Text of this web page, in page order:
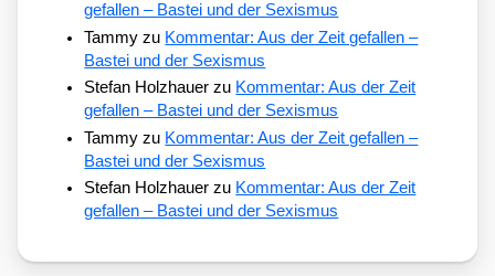
gefallen – Bastei und der Sexismus
Tammy zu Kommentar: Aus der Zeit gefallen –
Bastei und der Sexismus
Stefan Holzhauer zu Kommentar: Aus der Zeit
gefallen – Bastei und der Sexismus
Tammy zu Kommentar: Aus der Zeit gefallen –
Bastei und der Sexismus
Stefan Holzhauer zu Kommentar: Aus der Zeit
gefallen – Bastei und der Sexismus